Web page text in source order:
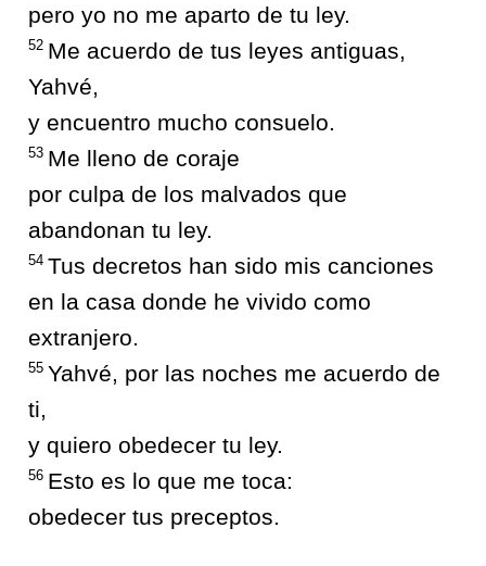
pero yo no me aparto de tu ley.
52 Me acuerdo de tus leyes antiguas,
Yahvé,
y encuentro mucho consuelo.
53 Me lleno de coraje
por culpa de los malvados que
abandonan tu ley.
54 Tus decretos han sido mis canciones
en la casa donde he vivido como
extranjero.
55 Yahvé, por las noches me acuerdo de
ti,
y quiero obedecer tu ley.
56 Esto es lo que me toca:
obedecer tus preceptos.